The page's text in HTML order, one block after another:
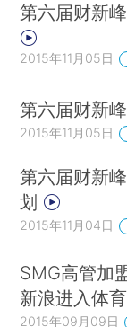
第六届财新
2015年11月05日
第六届财新
2015年11月05日
第六届财新
划
2015年11月04日
SMG高管加
新浪进入体
2015年09月09日